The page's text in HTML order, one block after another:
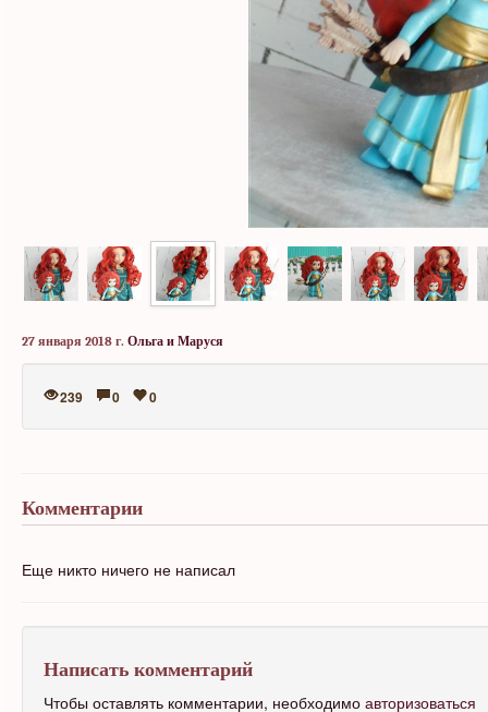
27 января 2018 г. Ольга и Маруся
239 0 0
Комментарии
Еще никто ничего не написал
Написать комментарий
Чтобы оставлять комментарии, необходимо авторизоваться